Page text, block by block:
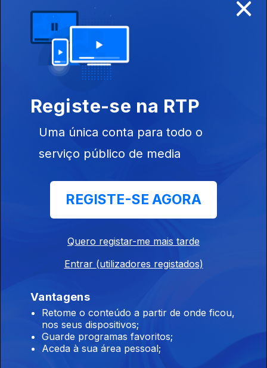
Registe-se na RTP
Uma única conta para todo o
serviço público de media
REGISTE-SE AGORA
Quero registar-me mais tarde
Entrar (utilizadores registados)
Vantagens
Retome o conteúdo a partir de onde ficou,
nos seus dispositivos;
Guarde programas favoritos;
Aceda à sua área pessoal;